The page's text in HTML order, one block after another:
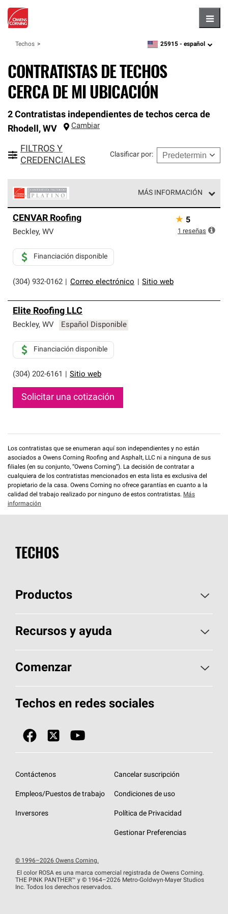
Techos zipcode,language
25915 - español
CONTRATISTAS DE TECHOS
CERCA DE MI UBICACIÓN
2 Contratistas independientes de techos cerca de
Rhodell, WV Cambiar
FILTROS Y
CREDENCIALES
Clasificar por:
MÁS INFORMACIÓN
Corning constituyen el nivel superior de nuestra red
exclusiva y cumplen con estándares estrictos de
Solo ellos pueden ofrecer nuestra mejor garantía de
sistemas de techos.
CENVAR Roofing
Beckley, WV
(304) 932-0162 Correo electrónico Sitio web
Financiación disponible
★ 5
1 reseñas
Elite Roofing LLC
Beckley, WV Español Disponible
(304) 202-6161 Sitio web
Financiación disponible
Solicitar una cotización
Los contratistas que se enumeran aquí son independientes y no están
asociados a Owens Corning Roofing and Asphalt, LLC ni a ninguna de sus
filiales (en su conjunto, “Owens Corning”). La decisión de contratar a
cualquiera de los contratistas mencionados en esta lista es exclusiva del
propietario de la casa. Owens Corning no ofrece garantías en cuanto a la
calidad del trabajo realizado por ninguno de estos contratistas. Más
información
TECHOS
Productos
Elija sus tejas
Encuentre un contratista
Componentes para techos
Tecnología SureNail®
Garantías de techos
Recursos y ayuda
Aspectos básicos sobre techos
Herramientas de diseño y color
Únase a la red de contratistas de techos
Diseño en el techo
Eventos para contratistas
Comenzar
Llame al 1-800-GET-PINK®
Encuentre una tienda o encuentre un
Financiamiento de techos
Techos en redes sociales
Contáctenos
Empleos/Puestos de trabajo
Inversores
Cancelar suscripción
Condiciones de uso
Política de Privacidad
Gestionar Preferencias
© 1996–2026 Owens Corning.
El color ROSA es una marca comercial registrada de Owens Corning.
THE PINK PANTHER™ y © 1964–2026 Metro-Goldwyn-Mayer Studios
Inc. Todos los derechos reservados.